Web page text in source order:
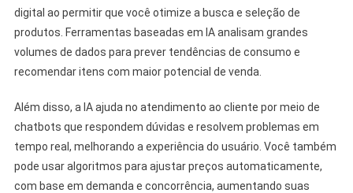
digital ao permitir que você otimize a busca e seleção de
produtos. Ferramentas baseadas em IA analisam grandes
volumes de dados para prever tendências de consumo e
recomendar itens com maior potencial de venda.
Além disso, a IA ajuda no atendimento ao cliente por meio de
chatbots que respondem dúvidas e resolvem problemas em
tempo real, melhorando a experiência do usuário. Você também
pode usar algoritmos para ajustar preços automaticamente,
com base em demanda e concorrência, aumentando suas